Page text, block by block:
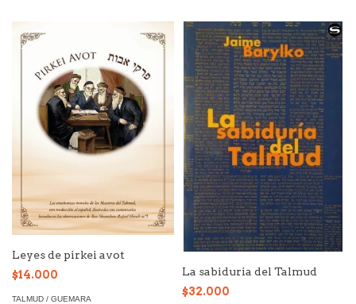
Leyes de pirkei avot
$14.000
TALMUD / GUEMARA
La sabiduria del Talmud
$32.000